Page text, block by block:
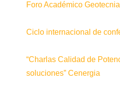
Foro Académico
Ciclo internacional de
“Charlas Calidad de
soluciones” Cenergia